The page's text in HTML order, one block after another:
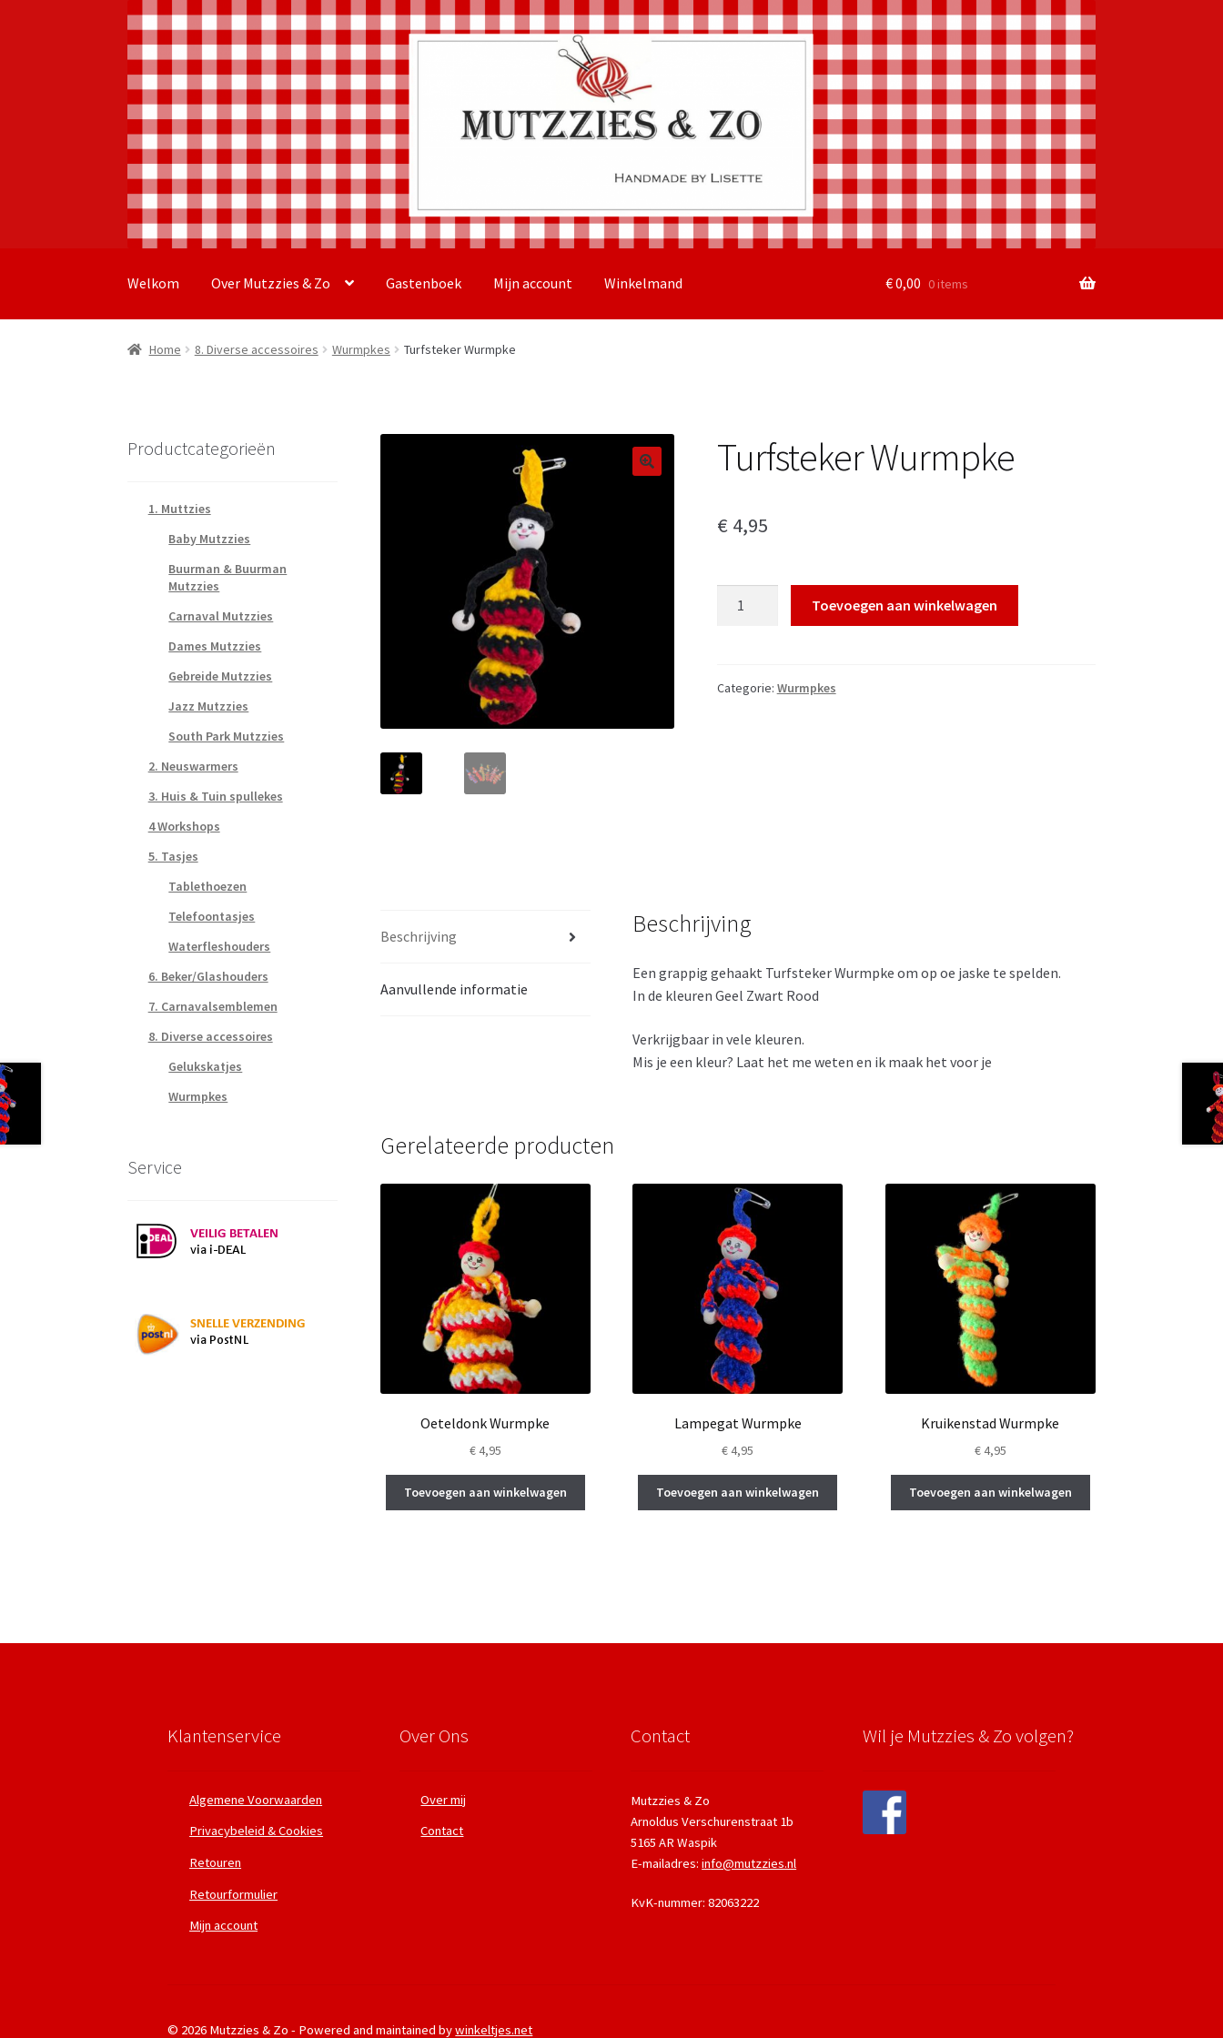
door
naar
Welkom Over Mutzzies & Zo Gastenboek Mijn account Winkelmand €0,00 0 items
Home 8. Diverse accessoires Wurmpkes Turfsteker Wurmpke
Turfsteker Wurmpke
€ 4,95
Toevoegen aan winkelwagen
Categorie: Wurmpkes
Beschrijving
Aanvullende informatie
Beschrijving
Een grappig gehaakt Turfsteker Wurmpke om op oe jaske te spelden.
In de kleuren Geel Zwart Rood
Verkrijgbaar in vele kleuren.
Mis je een kleur? Laat het me weten en ik maak het voor je
Gerelateerde producten
Oeteldonk Wurmpke
€4,95
Toevoegen aan winkelwagen
Lampegat Wurmpke
€4,95
Toevoegen aan winkelwagen
Kruikenstad Wurmpke
€4,95
Toevoegen aan winkelwagen
Productcategorieën
1. Muttzies
Baby Mutzzies
Buurman & Buurman
Mutzzies
Carnaval Mutzzies
Dames Mutzzies
Gebreide Mutzzies
Jazz Mutzzies
South Park Mutzzies
2. Neuswarmers
3. Huis & Tuin spullekes
4 Workshops
5. Tasjes
Tablethoezen
Telefoontasjes
Waterfleshouders
6. Beker/Glashouders
7. Carnavalsemblemen
8. Diverse accessoires
Gelukskatjes
Wurmpkes
Service
Klantenservice
Algemene Voorwaarden
Privacybeleid & Cookies
Retouren
Retourformulier
Mijn account
Over Ons
Over mij
Contact
Contact
Mutzzies & Zo
Arnoldus Verschurenstraat 1b
5165 AR Waspik
E-mailadres:info@mutzzies.nl
KvK-nummer: 82063222
Wil je Mutzzies & Zo volgen?
© 2026 Mutzzies & Zo - Powered and maintained bywinkeltjes.net